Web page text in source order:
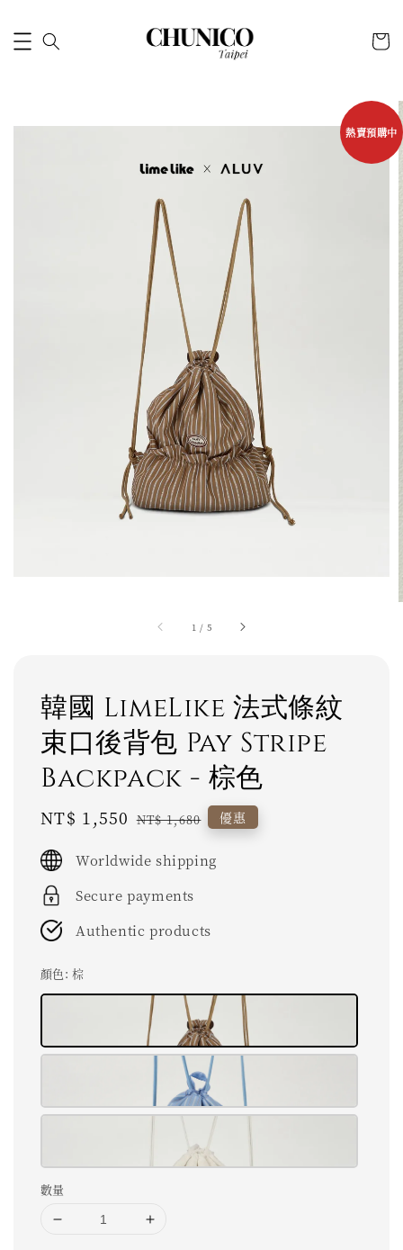
1 / 5
熱賣預購中
韓國 LimeLike 法式條紋
束口後背包 Pay Stripe
Backpack - 棕色
Sale
NT$ 1,550 Regular
NT$ 1,680 優惠
Worldwide shipping
Secure payments
Authentic products
顏色: 棕
數量